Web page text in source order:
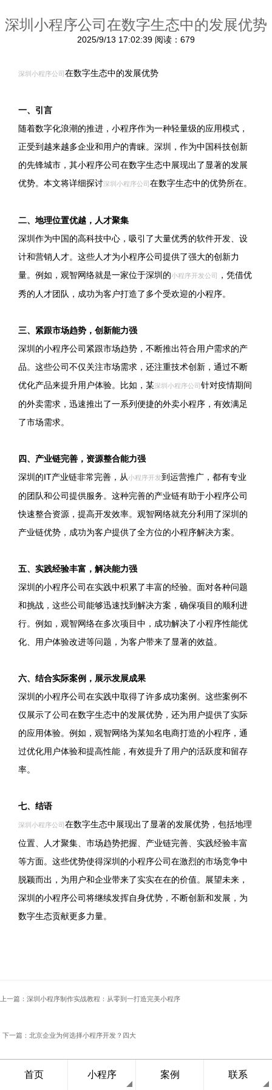
深圳小程序公司在数字生态中的发展优势
2025/9/13 17:02:39 阅读：679
深圳小程序公司 在数字生态中的发展优势
一、引言
随着数字化浪潮的推进，小程序作为一种轻量级的应用模式，
正受到越来越多企业和用户的青睐。深圳，作为中国科技创新
的先锋城市，其小程序公司在数字生态中展现出了显著的发展
优势。本文将详细探讨深圳小程序公司 在数字生态中的优势所在。
二、地理位置优越，人才聚集
深圳作为中国的高科技中心，吸引了大量优秀的软件开发、设
计和营销人才。这些人才为小程序公司提供了强大的创新力
量。例如，观智网络就是一家位于深圳的小程序开发公司
，凭借优
秀的人才团队，成功为客户打造了多个受欢迎的小程序。
三、紧跟市场趋势，创新能力强
深圳的小程序公司紧跟市场趋势，不断推出符合用户需求的产
品。这些公司不仅关注市场需求，还注重技术创新，通过不断
优化产品来提升用户体验。比如，某深圳小程序公司 针对疫情期间
的外卖需求，迅速推出了一系列便捷的外卖小程序，有效满足
了市场需求。
四、产业链完善，资源整合能力强
深圳的IT产业链非常完善，从小程序开发到运营推广，都有专业
的团队和公司提供服务。这种完善的产业链有助于小程序公司
快速整合资源，提高开发效率。观智网络就充分利用了深圳的
产业链优势，成功为客户提供了全方位的小程序解决方案。
五、实践经验丰富，解决能力强
深圳的小程序公司在实践中积累了丰富的经验。面对各种问题
和挑战，这些公司能够迅速找到解决方案，确保项目的顺利进
行。例如，观智网络在多次项目中，成功解决了小程序性能优
化、用户体验改进等问题，为客户带来了显著的效益。
六、结合实际案例，展示发展成果
深圳的小程序公司在实践中取得了许多成功案例。这些案例不
仅展示了公司在数字生态中的发展优势，还为用户提供了实际
的应用体验。例如，观智网络为某知名电商打造的小程序，通
过优化用户体验和提高性能，有效提升了用户的活跃度和留存
率。
七、结语
深圳小程序公司 在数字生态中展现出了显著的发展优势，包括地理
位置、人才聚集、市场趋势把握、产业链完善、实践经验丰富
等方面。这些优势使得深圳的小程序公司在激烈的市场竞争中
脱颖而出，为用户和企业带来了实实在在的价值。展望未来，
深圳的小程序公司将继续发挥自身优势，不断创新和发展，为
数字生态贡献更多力量。
上一篇：深圳小程序制作实战教程：从零到一打造完美小程序
下一篇：北京企业为何选择小程序开发？四大
优势解读
首页 小程序 案例 联系